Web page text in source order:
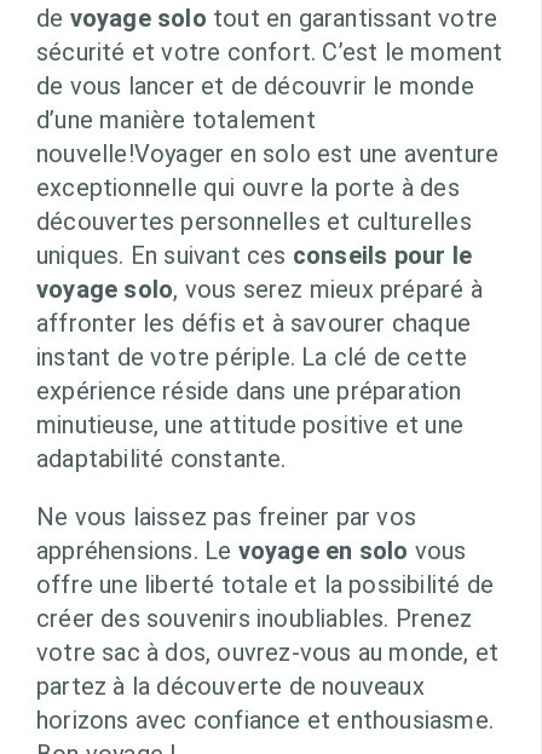
de voyage solo tout en garantissant votre
sécurité et votre confort. C’est le moment
de vous lancer et de découvrir le monde
d’une manière totalement
nouvelle!Voyager en solo est une aventure
exceptionnelle qui ouvre la porte à des
découvertes personnelles et culturelles
uniques. En suivant ces conseils pour le
voyage solo, vous serez mieux préparé à
affronter les défis et à savourer chaque
instant de votre périple. La clé de cette
expérience réside dans une préparation
minutieuse, une attitude positive et une
adaptabilité constante.
Ne vous laissez pas freiner par vos
appréhensions. Le voyage en solo vous
offre une liberté totale et la possibilité de
créer des souvenirs inoubliables. Prenez
votre sac à dos, ouvrez-vous au monde, et
partez à la découverte de nouveaux
horizons avec confiance et enthousiasme.